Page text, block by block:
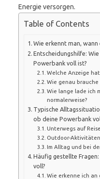
Energie versorgen.
Table of Contents
Wie erkennt man,
Entscheidungshilfe:
Powerbank voll ist?
Welche Anzeige
Wie genau
Wie lange lade ich
normalerweise?
Typische
ob deine Powerbank
Unterwegs auf
Outdoor-
Im Alltag und bei
Häufig gestellte
voll?
Wie erkenne ich an